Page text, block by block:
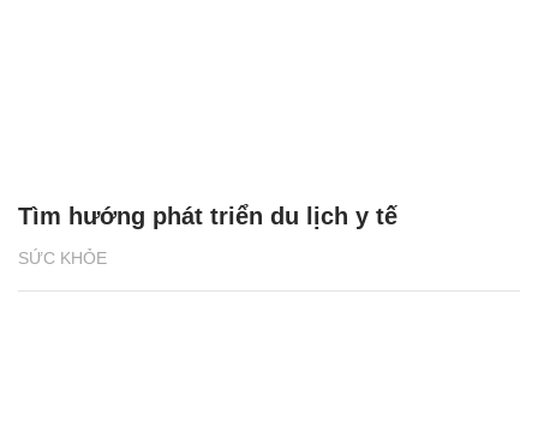
SỨC KHỎE
Tìm hướng phát triển du lịch y tế